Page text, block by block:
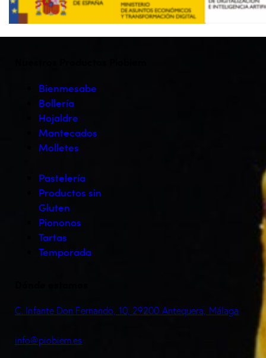
Bienmesabe
Bollería
Hojaldre
Mantecados
Molletes
Pastelería
Productos sin
Gluten
Piononos
Tartas
Temporada
C. Infante Don Fernando, 10, 29200 Antequera, Málaga
info@piobiem.es